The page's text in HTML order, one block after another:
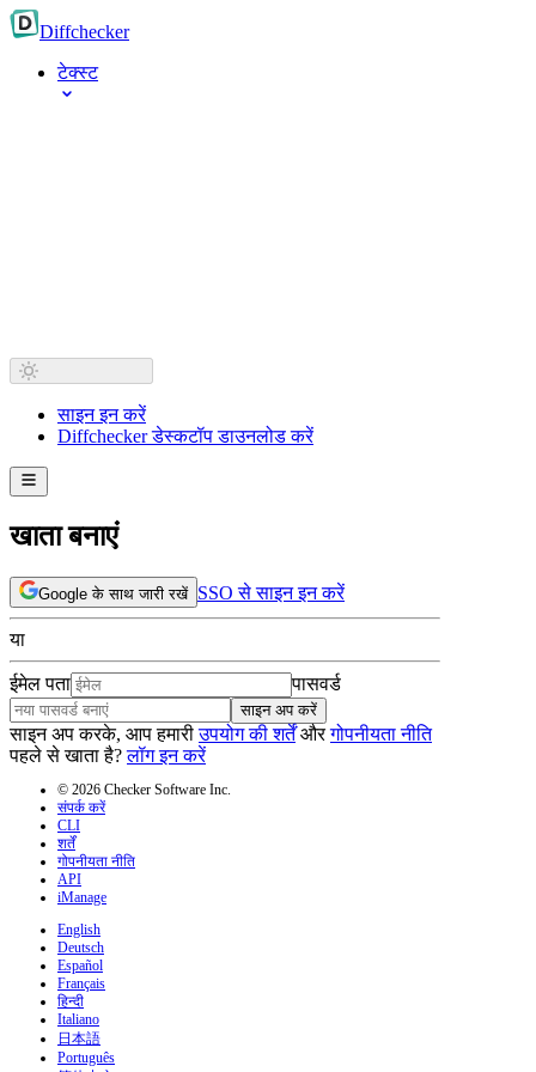
Diffchecker
टेक्स्ट
साइन इन करें
Diffchecker डेस्कटॉप डाउनलोड करें
खाता बनाएं
Google के साथ जारी रखें SSO से साइन इन करें
या
ईमेल पता पासवर्ड
साइन अप करें
साइन अप करके, आप हमारी उपयोग की शर्तें और गोपनीयता नीति
पहले से खाता है? लॉग इन करें
© 2026 Checker Software Inc.
संपर्क करें
CLI
शर्तें
गोपनीयता नीति
API
iManage
English
Deutsch
Español
Français
हिन्दी
Italiano
日本語
Português